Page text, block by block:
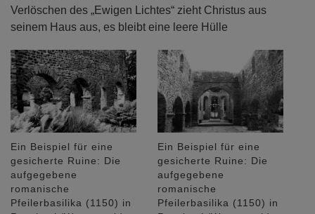
Verlöschen des „Ewigen Lichtes“ zieht Christus aus
seinem Haus aus, es bleibt eine leere Hülle
Ein Beispiel für eine
gesicherte Ruine: Die
aufgegebene
romanische
Pfeilerbasilika (1150) in
Ein Beispiel für eine
gesicherte Ruine: Die
aufgegebene
romanische
Pfeilerbasilika (1150) in